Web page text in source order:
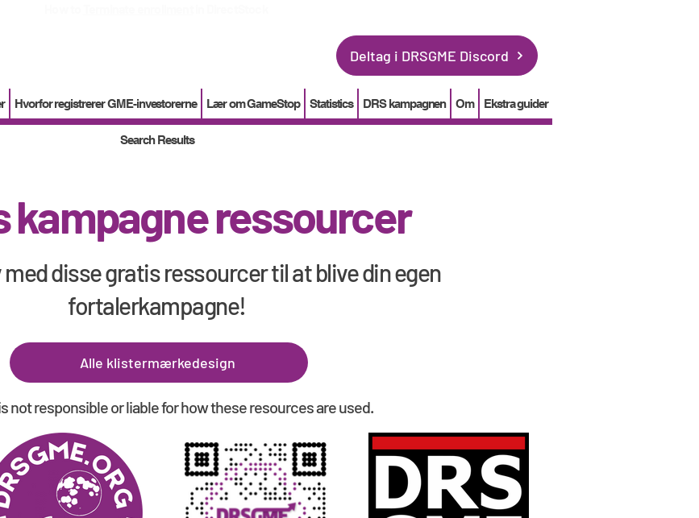
Deltag i DRSGME Discord
Hvorfor registrerer GME-investorerne Lær om GameStop Statistics DRS kampagnen Om Ekstra guider
Search Results
kampagne ressourcer
disse gratis ressourcer til at blive din egen
fortalerkampagne!
Alle klistermærkedesign
is not responsible or liable for how these resources are used.